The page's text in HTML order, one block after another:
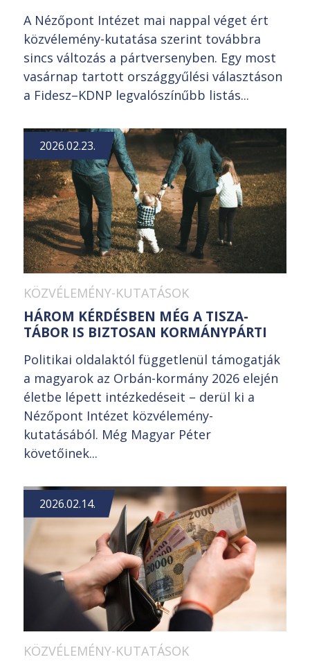
A Nézőpont Intézet mai nappal véget ért
közvélemény-kutatása szerint továbbra
sincs változás a pártversenyben. Egy most
vasárnap tartott országgyűlési választáson
a Fidesz–KDNP legvalószínűbb listás...
2026.02.23.
KÖZVÉLEMÉNY-KUTATÁSOK
HÁROM KÉRDÉSBEN MÉG A TISZA-
TÁBOR IS BIZTOSAN KORMÁNYPÁRTI
Politikai oldalaktól függetlenül támogatják
a magyarok az Orbán-kormány 2026 elején
életbe lépett intézkedéseit – derül ki a
Nézőpont Intézet közvélemény-
kutatásából. Még Magyar Péter
követőinek...
2026.02.14.
KÖZVÉLEMÉNY-KUTATÁSOK